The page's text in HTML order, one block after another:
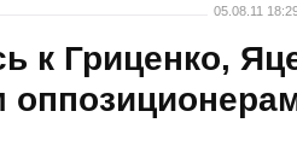
05.08.11
к Гриценко,